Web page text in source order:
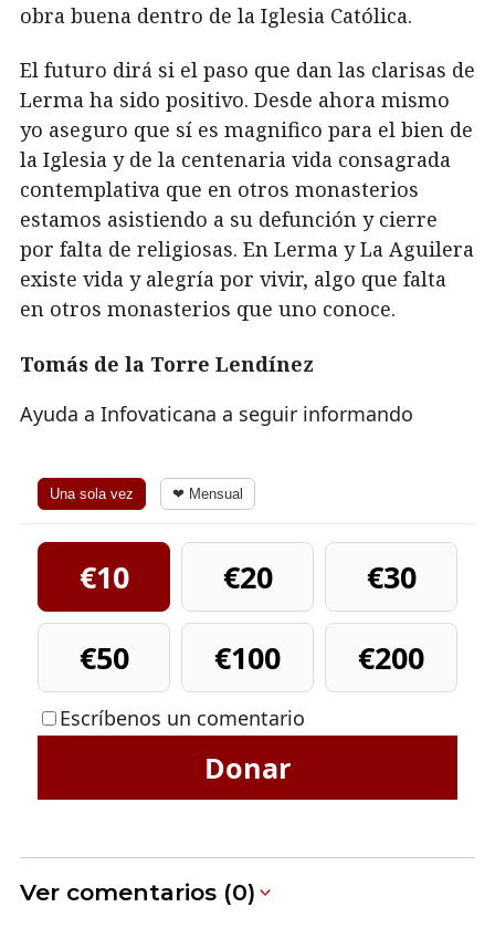
obra buena dentro de la Iglesia Católica.
El futuro dirá si el paso que dan las clarisas de
Lerma ha sido positivo. Desde ahora mismo
yo aseguro que sí es magnifico para el bien de
la Iglesia y de la centenaria vida consagrada
contemplativa que en otros monasterios
estamos asistiendo a su defunción y cierre
por falta de religiosas. En Lerma y La Aguilera
existe vida y alegría por vivir, algo que falta
en otros monasterios que uno conoce.
Tomás de la Torre Lendínez
Ayuda a Infovaticana a seguir informando
Una sola vez ❤ Mensual
€10 €20
€30
€50
€100 €200
Escríbenos un comentario
Donar
Ver comentarios (0)